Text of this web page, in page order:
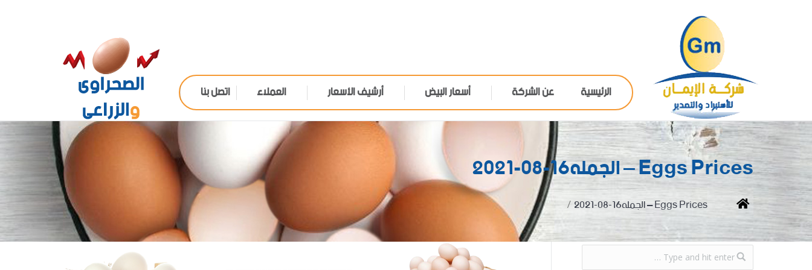
الرئيسية عن الشركة أسعار البيض أرشيف الأسعار العملاء اتصل بنا
Eggs Prices – الجمله16-08-2021
You are here:
Home Eggs Prices – الجمله16-08-2021